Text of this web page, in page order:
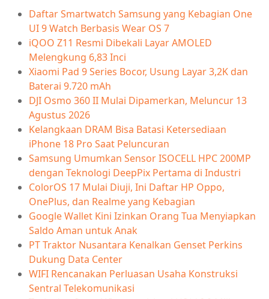
Daftar Smartwatch Samsung yang Kebagian One
UI 9 Watch Berbasis Wear OS 7
iQOO Z11 Resmi Dibekali Layar AMOLED
Melengkung 6,83 Inci
Xiaomi Pad 9 Series Bocor, Usung Layar 3,2K dan
Baterai 9.720 mAh
DJI Osmo 360 II Mulai Dipamerkan, Meluncur 13
Agustus 2026
Kelangkaan DRAM Bisa Batasi Ketersediaan
iPhone 18 Pro Saat Peluncuran
Samsung Umumkan Sensor ISOCELL HPC 200MP
dengan Teknologi DeepPix Pertama di Industri
ColorOS 17 Mulai Diuji, Ini Daftar HP Oppo,
OnePlus, dan Realme yang Kebagian
Google Wallet Kini Izinkan Orang Tua Menyiapkan
Saldo Aman untuk Anak
PT Traktor Nusantara Kenalkan Genset Perkins
Dukung Data Center
WIFI Rencanakan Perluasan Usaha Konstruksi
Sentral Telekomunikasi